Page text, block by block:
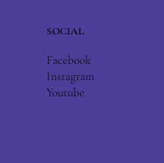
SOCIAL
Facebook
Instagram
Youtube